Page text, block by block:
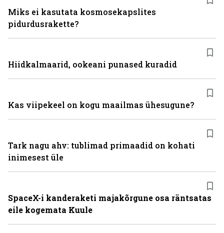
Miks ei kasutata kosmosekapslites
pidurdusrakette?
Hiidkalmaarid, ookeani punased kuradid
Kas viipekeel on kogu maailmas ühesugune?
Tark nagu ahv: tublimad primaadid on kohati
inimesest üle
SpaceX-i kanderaketi majakõrgune osa räntsatas
eile kogemata Kuule